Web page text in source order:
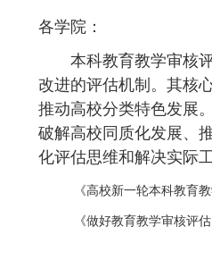
各学院：
本科教育教学审核
改进的评估机制。其核
推动高校分类特色发展
破解高校同质化发展、
化评估思维和解决实际
《高校新一轮本科教育
《做好教育教学审核评